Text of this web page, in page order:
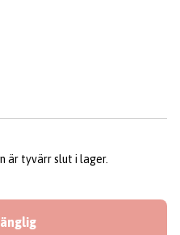
är tyvärr slut i lager.